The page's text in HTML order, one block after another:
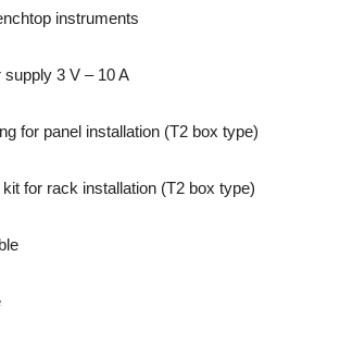
instruments
3 V – 10 A
installation (T2 box type)
rack installation (T2 box type)